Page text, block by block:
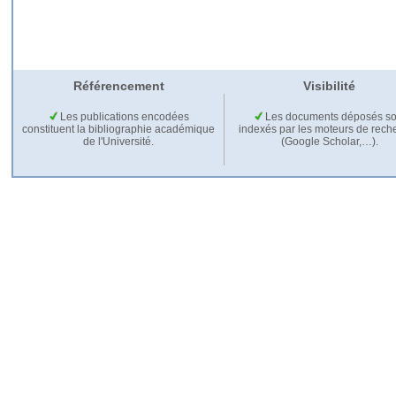
Référencement Visibilité
Les publications encodées
constituent la bibliographie académique
de l'Université.
Les documents déposés
indexés par les moteurs de
(Google Scholar,…).